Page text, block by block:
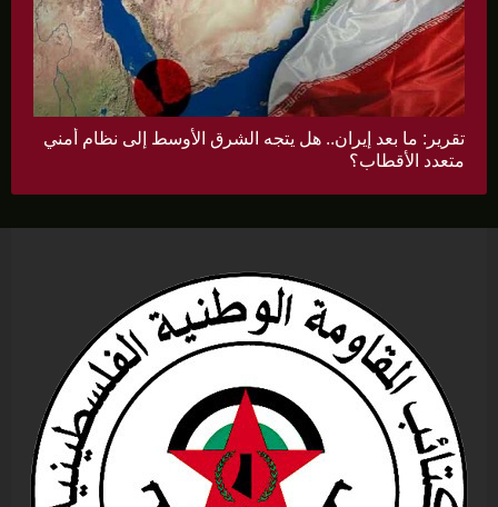
تقرير: ما بعد إيران.. هل يتجه الشرق الأوسط إلى نظام أمني
متعدد الأقطاب؟